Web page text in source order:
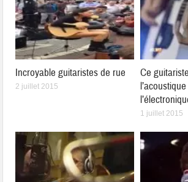
Incroyable guitaristes de rue
2 juillet 2015
Ce
1 juillet 2015